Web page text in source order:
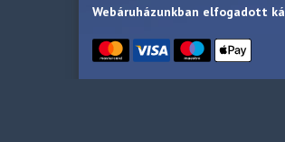
Webáruházunkban elfogadott